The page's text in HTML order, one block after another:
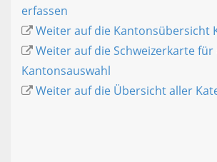
erfassen
Weiter auf die Kantonsübersicht
Weiter auf die Schweizerkarte für
Kantonsauswahl
Weiter auf die Übersicht aller